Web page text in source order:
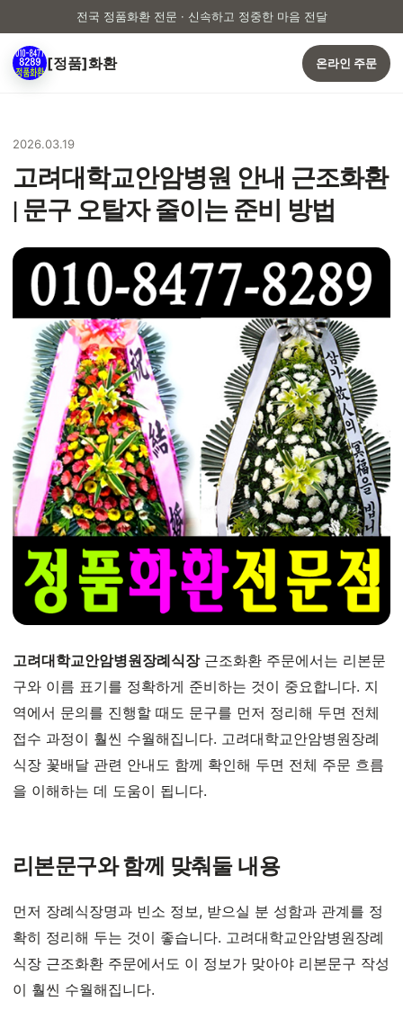
전국 정품화환 전문 · 신속하고 정중한 마음 전달
[정품]화환 온라인 주문
2026.03.19
고려대학교안암병원 안내 근조화환
| 문구 오탈자 줄이는 준비 방법
고려대학교안암병원장례식장근조화환 주문에서는 리본문
구와 이름 표기를 정확하게 준비하는 것이 중요합니다. 지
역에서 문의를 진행할 때도 문구를 먼저 정리해 두면 전체
접수 과정이 훨씬 수월해집니다. 고려대학교안암병원장례
식장 꽃배달 관련 안내도 함께 확인해 두면 전체 주문 흐름
을 이해하는 데 도움이 됩니다.
리본문구와 함께 맞춰둘 내용
먼저 장례식장명과 빈소 정보, 받으실 분 성함과 관계를 정
확히 정리해 두는 것이 좋습니다. 고려대학교안암병원장례
식장 근조화환 주문에서도 이 정보가 맞아야 리본문구 작성
이 훨씬 수월해집니다.